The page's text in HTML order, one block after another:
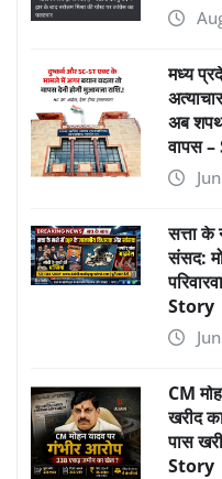
मध्य
अब शपथ
वापस
सत्ता के
संसद:
Story
CM
खरीद
पास
Story